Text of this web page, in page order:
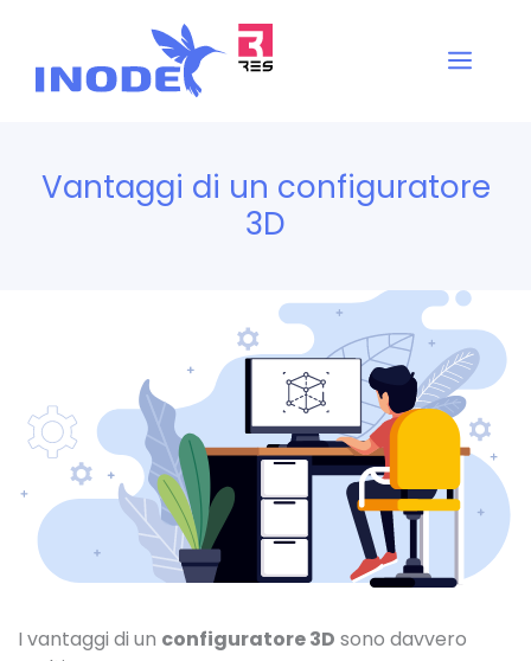
contenuto
Vantaggi di un configuratore
3D
I vantaggi di un configuratore 3D sono davvero